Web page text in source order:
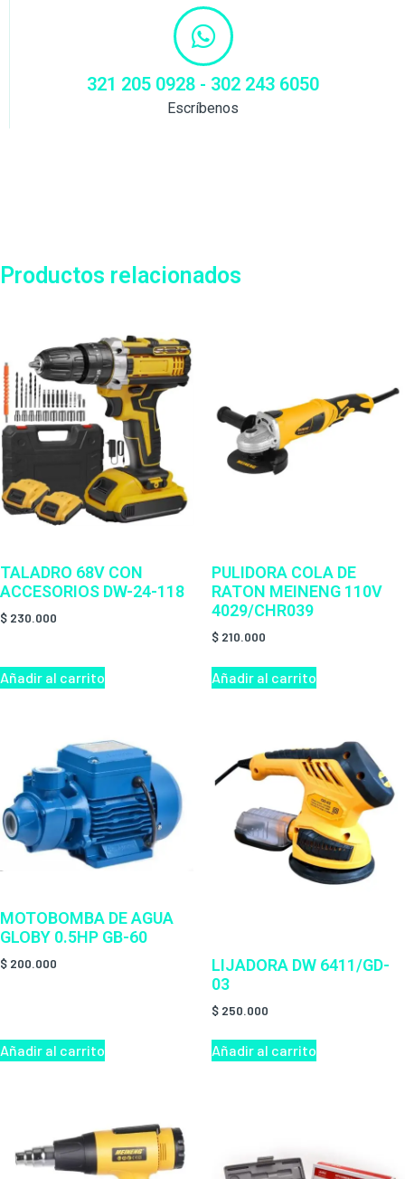
321 205 0928 - 302 243 6050
Escríbenos
Productos relacionados
TALADRO 68V CON
ACCESORIOS DW-24-118
$ 230.000
Añadir al carrito
PULIDORA COLA DE
RATON MEINENG 110V
4029/CHR039
$ 210.000
Añadir al carrito
MOTOBOMBA DE AGUA
GLOBY 0.5HP GB-60
$ 200.000
Añadir al carrito
LIJADORA DW 6411/GD-
03
$ 250.000
Añadir al carrito